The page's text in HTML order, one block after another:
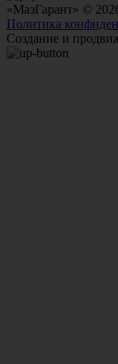
«МазГарант» ©
Политика
Создание и